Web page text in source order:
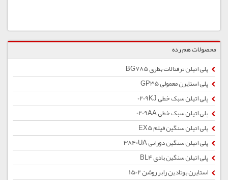
محصولات هم رده
پلی اتیلن ترفتالات بطری BG785
پلی استایرن معمولی GP35
پلی اتیلن سبک خطی 0209KJ
پلی اتیلن سبک خطی 0209AA
پلی اتیلن سنگین فیلم EX5
پلی اتیلن سنگین دورانی 3840UA
پلی اتیلن سنگین بادی BL4
استایرن بوتادین رابر روشن 1502